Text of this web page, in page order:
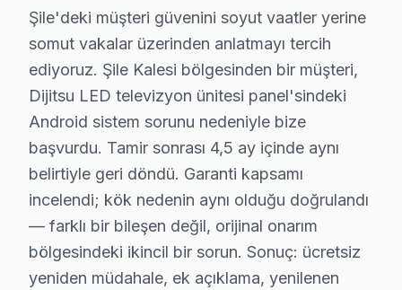
✓ Ücretsiz Arıza Tespiti
Şile Mahallelerinde Dijitsu Teknik Servis
Dijitsu markası, Türkiye’deki tüketicilere çeşitli
Dijitsu’in yeni nesil modelleri, Toshiba tarafından
Şile’deki mahallelerin coğrafi konumu ve ulaşım ağı,
Sonuç olarak, Şile’deki Dijitsu ekran dağılımı, cihaz
Şile'deki müşteri güvenini soyut vaatler yerine
somut vakalar üzerinden anlatmayı tercih
ediyoruz. Şile Kalesi bölgesinden bir müşteri,
Dijitsu LED televizyon ünitesi panel'sindeki
Android sistem sorunu nedeniyle bize
başvurdu. Tamir sonrası 4,5 ay içinde aynı
belirtiyle geri döndü. Garanti kapsamı
incelendi; kök nedenin aynı olduğu doğrulandı
— farklı bir bileşen değil, orijinal onarım
bölgesindeki ikincil bir sorun. Sonuç: ücretsiz
yeniden müdahale, ek açıklama, yenilenen